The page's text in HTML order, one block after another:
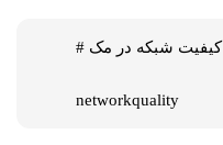
# اجرای تست کیفیت شبکه در مک
networkquality